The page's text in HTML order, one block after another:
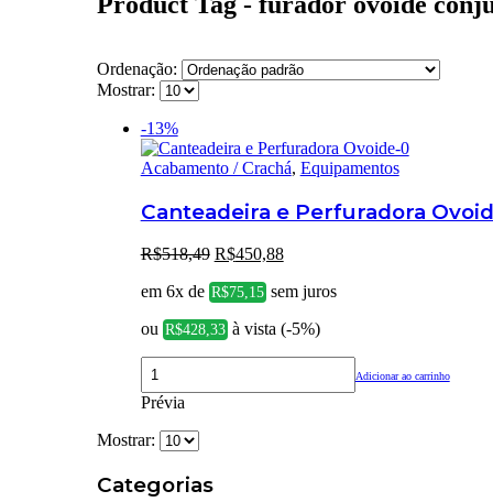
Ordenação:
Mostrar:
-13%
Acabamento / Crachá, Equipamentos
Canteadeira e Perfuradora
R$518,49 O
original
R$518,49.
R$450,88O
atual
R$450,88.
em 6x de R$75,15 sem juros
ou R$428,33 à vista (-5%)
Adicionar ao carrinho
Prévia
Mostrar:
Categorias